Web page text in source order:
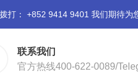
打： +852 9414 9401 我们期待为
联系我们
官方热线400-622-0089/